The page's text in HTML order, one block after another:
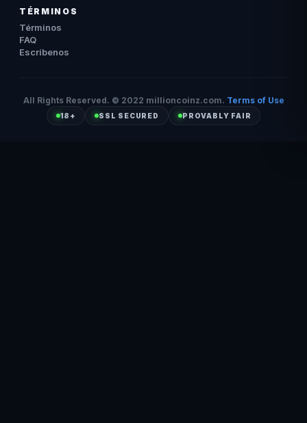
TÉRMINOS
Términos
FAQ
Escríbenos
All Rights Reserved. © 2022 millioncoinz.com. Terms of Use
18+ SSL SECURED PROVABLY FAIR